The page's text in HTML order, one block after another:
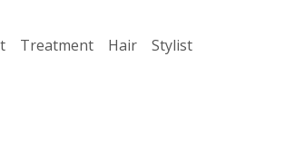
Treatment Hair Stylist